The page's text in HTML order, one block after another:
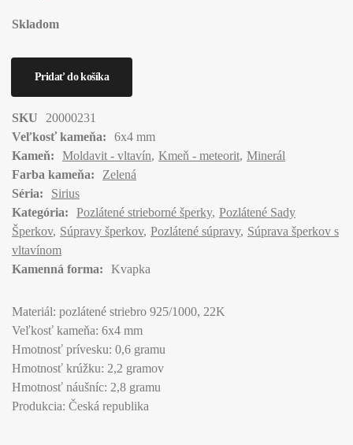
Skladom
SKU
20000231
Veľkosť kameňa:
6x4 mm
Kameň:
Moldavit - vltavín Kmeň - meteorit Minerál
Farba kameňa:
Zelená
Séria:
Sirius
Kategória:
Pozlátené strieborné šperky Pozlátené Sady
Šperkov Súpravy šperkov Pozlátené súpravy Súprava šperkov s
vltavínom
Kamenná forma:
Kvapka
Materiál: pozlátené striebro 925/1000, 22K
Veľkosť kameňa: 6x4 mm
Hmotnosť prívesku: 0,6 gramu
Hmotnosť krúžku: 2,2 gramov
Hmotnosť náušníc: 2,8 gramu
Produkcia: Česká republika